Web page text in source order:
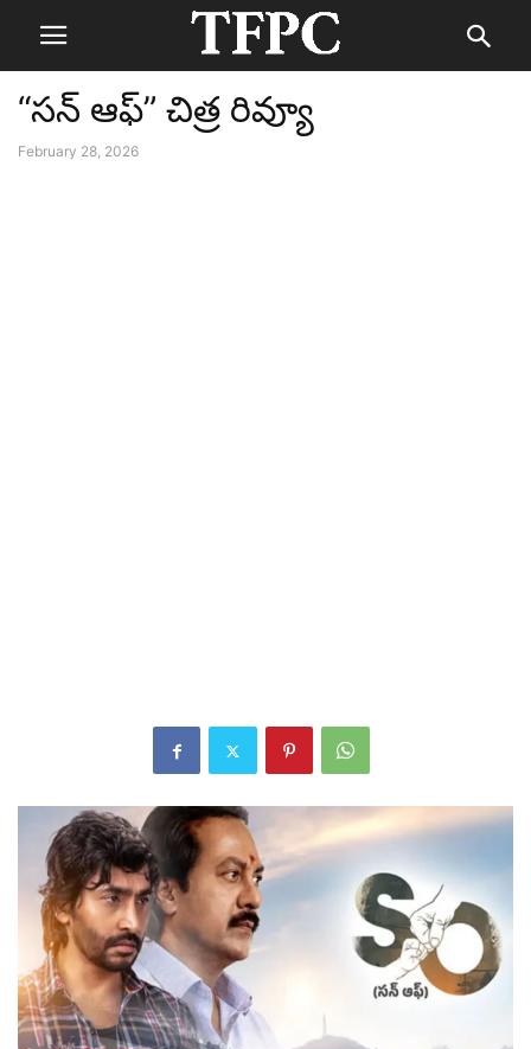
“సన్ ఆఫ్” చిత్ర రివ్యూ
February 28, 2026